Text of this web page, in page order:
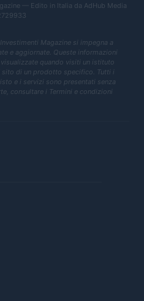
— Edito in Italia da AdHub Media
Magazine si impegna a
e aggiornate. Queste informazioni
quando visiti un istituto
di un prodotto specifico. Tutti i
e i servizi sono presentati senza
consultare i Termini e condizioni